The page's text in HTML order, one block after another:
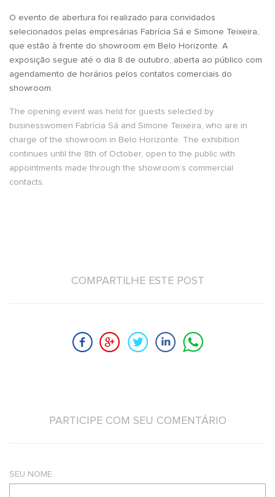
O evento de abertura foi realizado para convidados
selecionados pelas empresárias Fabrícia Sá e Simone Teixeira,
que estão à frente do showroom em Belo Horizonte. A
exposição segue até o dia 8 de outubro, aberta ao público com
agendamento de horários pelos contatos comerciais do
showroom.
The opening event was held for guests selected by
businesswomen Fabrícia Sá and Simone Teixeira, who are in
charge of the showroom in Belo Horizonte. The exhibition
continues until the 8th of October, open to the public with
appointments made through the showroom’s commercial
contacts.
COMPARTILHE ESTE POST
PARTICIPE COM SEU COMENTÁRIO
SEU NOME